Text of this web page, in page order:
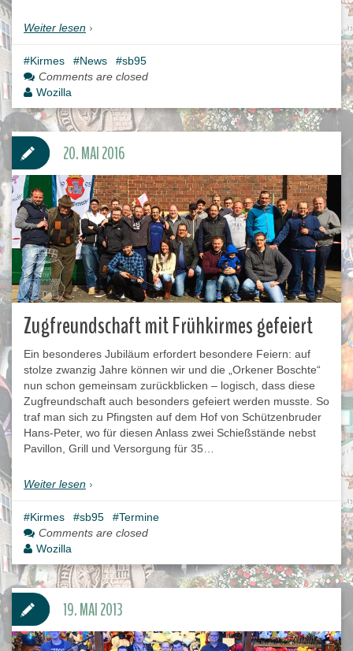
Weiter lesen
Kirmes News
sb95
Comments are closed
Wozilla
Zugfreundschaft mit Frühkirmes gefeiert
Ein besonderes Jubiläum erfordert besondere Feiern: auf
stolze zwanzig Jahre können wir und die „Orkener Boschte“
nun schon gemeinsam zurückblicken – logisch, dass diese
Zugfreundschaft auch besonders gefeiert werden musste. So
traf man sich zu Pfingsten auf dem Hof von Schützenbruder
Hans-Peter, wo für diesen Anlass zwei Schießstände nebst
Pavillon, Grill und Versorgung für 35…
Weiter lesen
20. MAI 2016
Kirmes sb95
Termine
Comments are closed
Wozilla
19. MAI 2013